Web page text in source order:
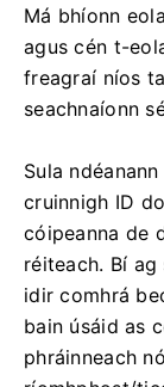
Má bhíonn
agus cén t-
freagraí níos
seachnaíonn
Sula
cruinnigh ID
cóipeanna de
réiteach. Bí
idir comhrá
bain úsáid as
phráinneach